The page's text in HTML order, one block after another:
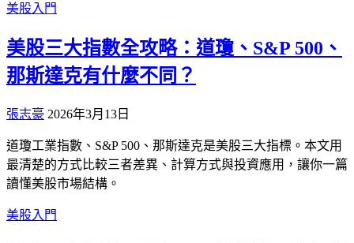
美股入門
美股三大指數全攻略：道瓊、S&P 500、
那斯達克有什麼不同？
張志豪 2026年3月13日
道瓊工業指數、S&P 500、那斯達克是美股三大指標。本文用
最清楚的方式比較三者差異、計算方式與投資應用，讓你一篇
讀懂美股市場結構。
美股入門